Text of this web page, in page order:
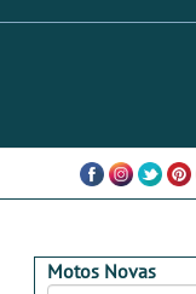
Motos Novas